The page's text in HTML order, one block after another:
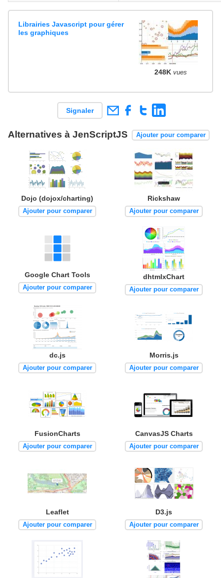
Librairies Javascript pour gérer
les graphiques
248K vues
Signaler
Alternatives à JenScriptJS Ajouter pour comparer
Dojo (dojox/charting)
Ajouter pour comparer
Rickshaw
Ajouter pour comparer
Google Chart Tools
Ajouter pour comparer
dhtmlxChart
Ajouter pour comparer
dc.js
Ajouter pour comparer
Morris.js
Ajouter pour comparer
FusionCharts
Ajouter pour comparer
CanvasJS Charts
Ajouter pour comparer
Leaflet
Ajouter pour comparer
D3.js
Ajouter pour comparer